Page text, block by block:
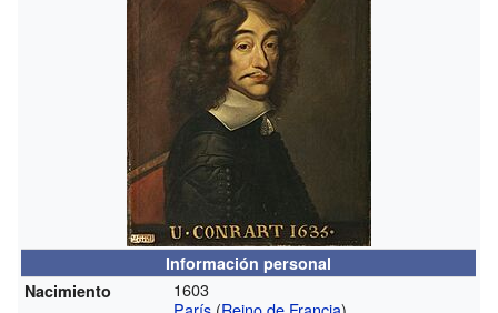
Información personal
Nacimiento
1603